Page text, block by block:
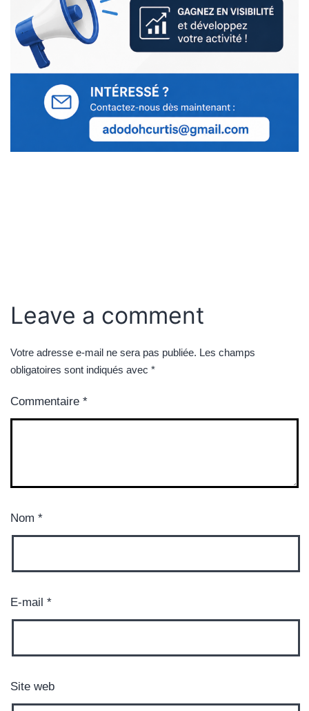
Leave a comment
Votre adresse e-mail ne sera pas publiée. Les champs
obligatoires sont indiqués avec *
Commentaire *
Nom *
E-mail *
Site web